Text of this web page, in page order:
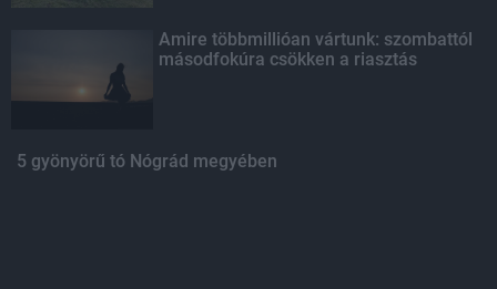
Amire többmillióan vártunk: szombattól
másodfokúra csökken a riasztás
5 gyönyörű tó Nógrád megyében